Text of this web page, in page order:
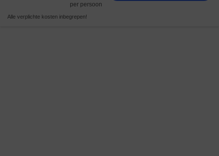
per persoon
Alle verplichte kosten inbegrepen!